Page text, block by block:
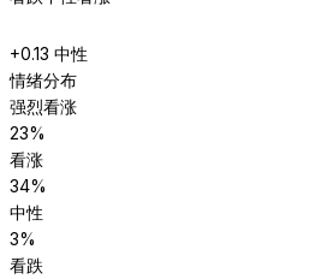
+0.13 中性
情绪分布
强烈看涨
23%
看涨
34%
中性
3%
看跌